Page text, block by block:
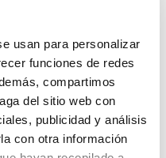
usan para personalizar
funciones de redes
compartimos
del sitio web con
publicidad y análisis
con otra información